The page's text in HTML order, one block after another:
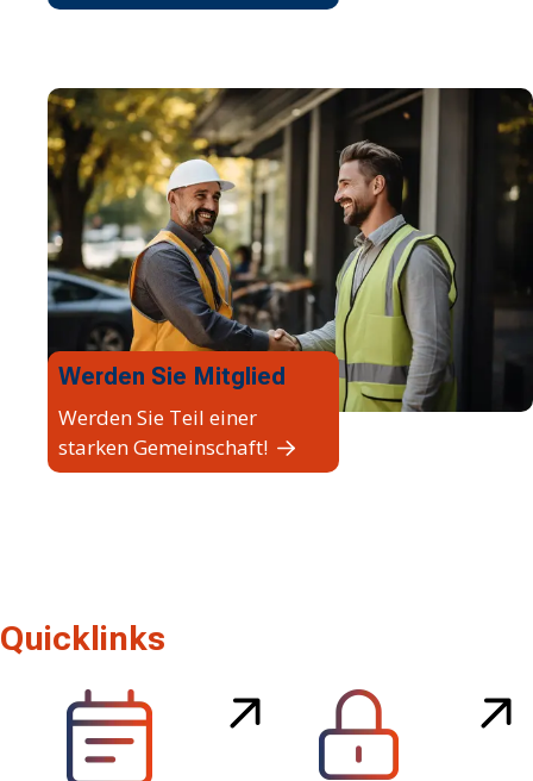
Werden Sie Mitglied
Werden Sie Teil einer
starken Gemeinschaft!
Quicklinks